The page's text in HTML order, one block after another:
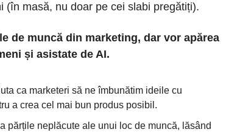
(în masă, nu doar pe cei slabi pregătiți).
de muncă din marketing, dar vor apărea
și asistate de AI.
ca marketeri să ne îmbunătim ideile cu
a crea cel mai bun produs posibil.
părțile neplăcute ale unui loc de muncă, lăsând